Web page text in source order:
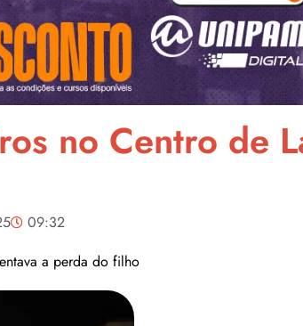
no Centro de
09:32
a perda do filho